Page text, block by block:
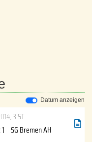
Datum anzeigen
, 3.ST
SG Bremen AH